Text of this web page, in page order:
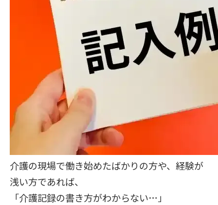
介護の現場で働き始めたばかりの方や、経験が
浅い方であれば、
「介護記録の書き方がわからない…」